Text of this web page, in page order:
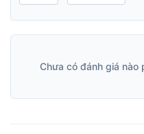
Chưa có đánh giá nào